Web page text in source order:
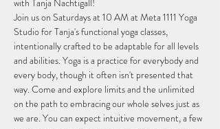
with Tanja Nachtigall!
Join us on Saturdays at 10 AM at Meta 1111 Yoga
Studio for Tanja's functional yoga classes,
intentionally crafted to be adaptable for all levels
and abilities. Yoga is a practice for everybody and
every body, though it often isn't presented that
way. Come and explore limits and the unlimited
on the path to embracing our whole selves just as
we are. You can expect intuitive movement, a few